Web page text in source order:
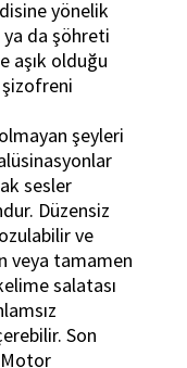
yönelik
da şöhreti
aşık olduğu
şizofreni
şeyleri
sesler
Düzensiz
ve
veya tamamen
salatası
Son
Motor